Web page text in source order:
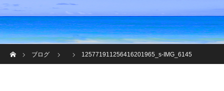
ブログ
125771911256416201965_s-IMG_6145